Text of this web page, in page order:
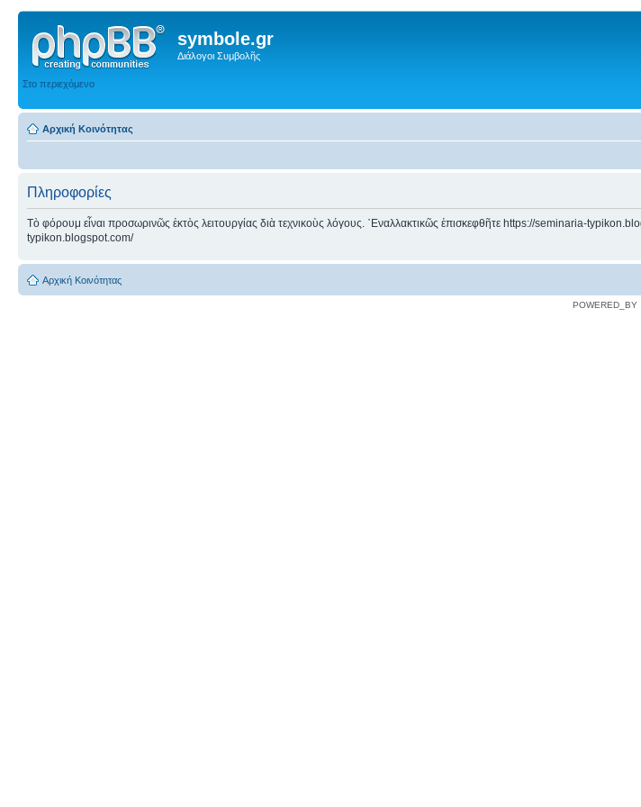
symbole.gr
Διάλογοι Συμβολῆς
Στο περιεχόμενο
Αρχική Κοινότητας
Πληροφορίες
Τὸ φόρουμ εἶναι προσωρινῶς ἐκτὸς λειτουργίας διὰ τεχνικοὺς λόγους. ᾿Εναλλακτικῶς ἐπισκεφθῆτε https://seminaria-
typikon.blogspot.com/
Αρχική Κοινότητας
POWERED_BY